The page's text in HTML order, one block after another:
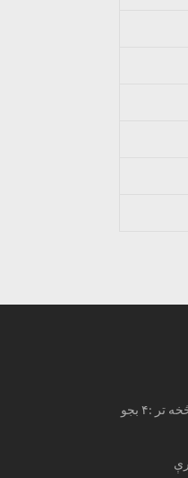
له شنبې څخه تر پنجشنبې پورې : د سهار له:۸ څخه تر :۴ بجو